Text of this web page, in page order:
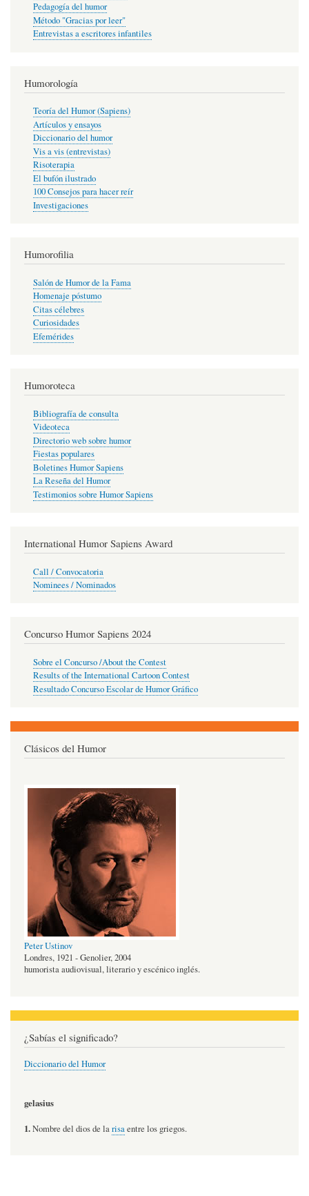
Pedagogía del humor
Método "Gracias por leer"
Entrevistas a escritores infantiles
Humorología
Teoría del Humor (Sapiens)
Artículos y ensayos
Diccionario del humor
Vis a vis (entrevistas)
Risoterapia
El bufón ilustrado
100 Consejos para hacer reír
Investigaciones
Humorofilia
Salón de Humor de la Fama
Homenaje póstumo
Citas célebres
Curiosidades
Efemérides
Humoroteca
Bibliografía de consulta
Videoteca
Directorio web sobre humor
Fiestas populares
Boletines Humor Sapiens
La Reseña del Humor
Testimonios sobre Humor Sapiens
International Humor Sapiens Award
Call / Convocatoria
Nominees / Nominados
Concurso Humor Sapiens 2024
Sobre el Concurso /About the Contest
Results of the International Cartoon Contest
Resultado Concurso Escolar de Humor Gráfico
Clásicos del Humor
Peter Ustinov
Londres, 1921 - Genolier, 2004
humorista audiovisual, literario y escénico inglés.
¿Sabías el significado?
Diccionario del Humor
gelasius
1.Nombre del dios de larisaentre los griegos.